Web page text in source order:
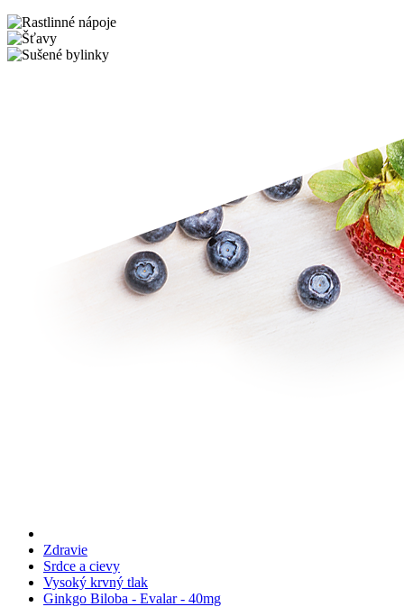
Zdravie
Srdce a cievy
Vysoký krvný tlak
Ginkgo Biloba - Evalar - 40mg